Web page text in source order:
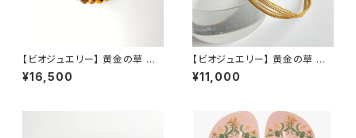
【ビオジュエリー】 黄金の草 カッ
ピンドウラード ブレスレット タイ
ガーアイ ブラウン
¥16,500
【ビオジュエリー】 黄金の草 カッ
¥11,000